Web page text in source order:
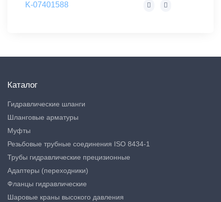
K-07401588
Каталог
Гидравлические шланги
Шланговые арматуры
Муфты
Резьбовые трубные соединения ISO 8434-1
Трубы гидравлические прецизионные
Адаптеры (переходники)
Фланцы гидравлические
Шаровые краны высокого давления